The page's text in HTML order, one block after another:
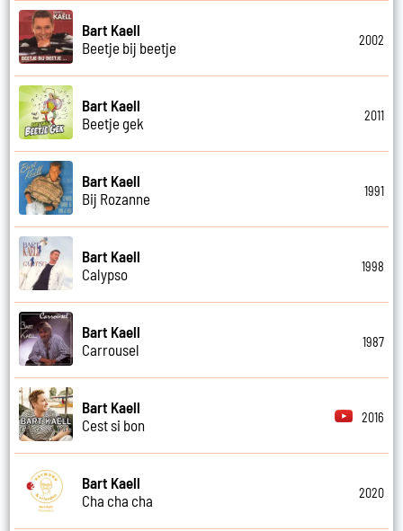
Bart Kaell
Beetje bij beetje
2002
Bart Kaell
Beetje gek
2011
Bart Kaell
Bij Rozanne
1991
Bart Kaell
Calypso
1998
Bart Kaell
Carrousel
1987
Bart Kaell
Cest si bon
2016
Bart Kaell
Cha cha cha
2020